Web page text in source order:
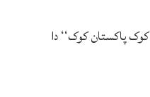
پاکستان کوک‘‘ دا